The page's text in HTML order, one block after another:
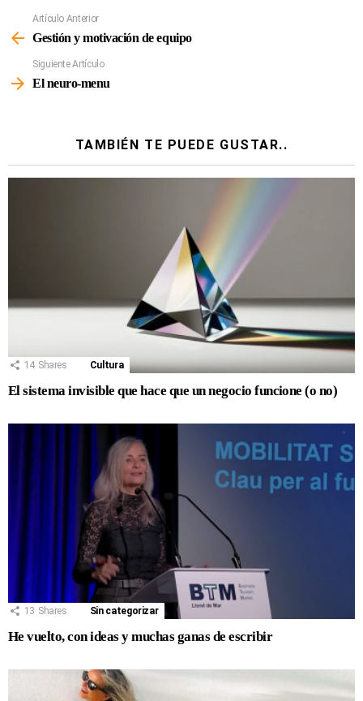
Más
Artículo Anterior
Gestión y motivación de equipo
Siguiente Artículo
El neuro-menu
TAMBIÉN TE PUEDE GUSTAR..
14 Shares Cultura
El sistema invisible que hace que un negocio funcione (o no)
13 Shares Sin categorizar
He vuelto, con ideas y muchas ganas de escribir